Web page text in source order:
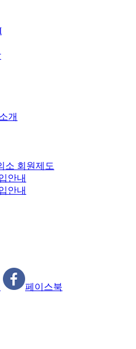
개
소 회원제도
안내
안내
페이스북